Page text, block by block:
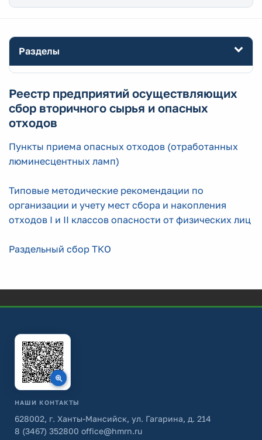
Разделы
Реестр предприятий осуществляющих
сбор вторичного сырья и опасных
отходов
Пункты приема опасных отходов (отработанных
люминесцентных ламп)
Типовые методические рекомендации по
организации и учету мест сбора и накопления
отходов I и II классов опасности от физических лиц
Раздельный сбор ТКО
НАШИ КОНТАКТЫ
628002, г. Ханты-Мансийск, ул. Гагарина, д. 214
8 (3467) 352800 office@hmrn.ru